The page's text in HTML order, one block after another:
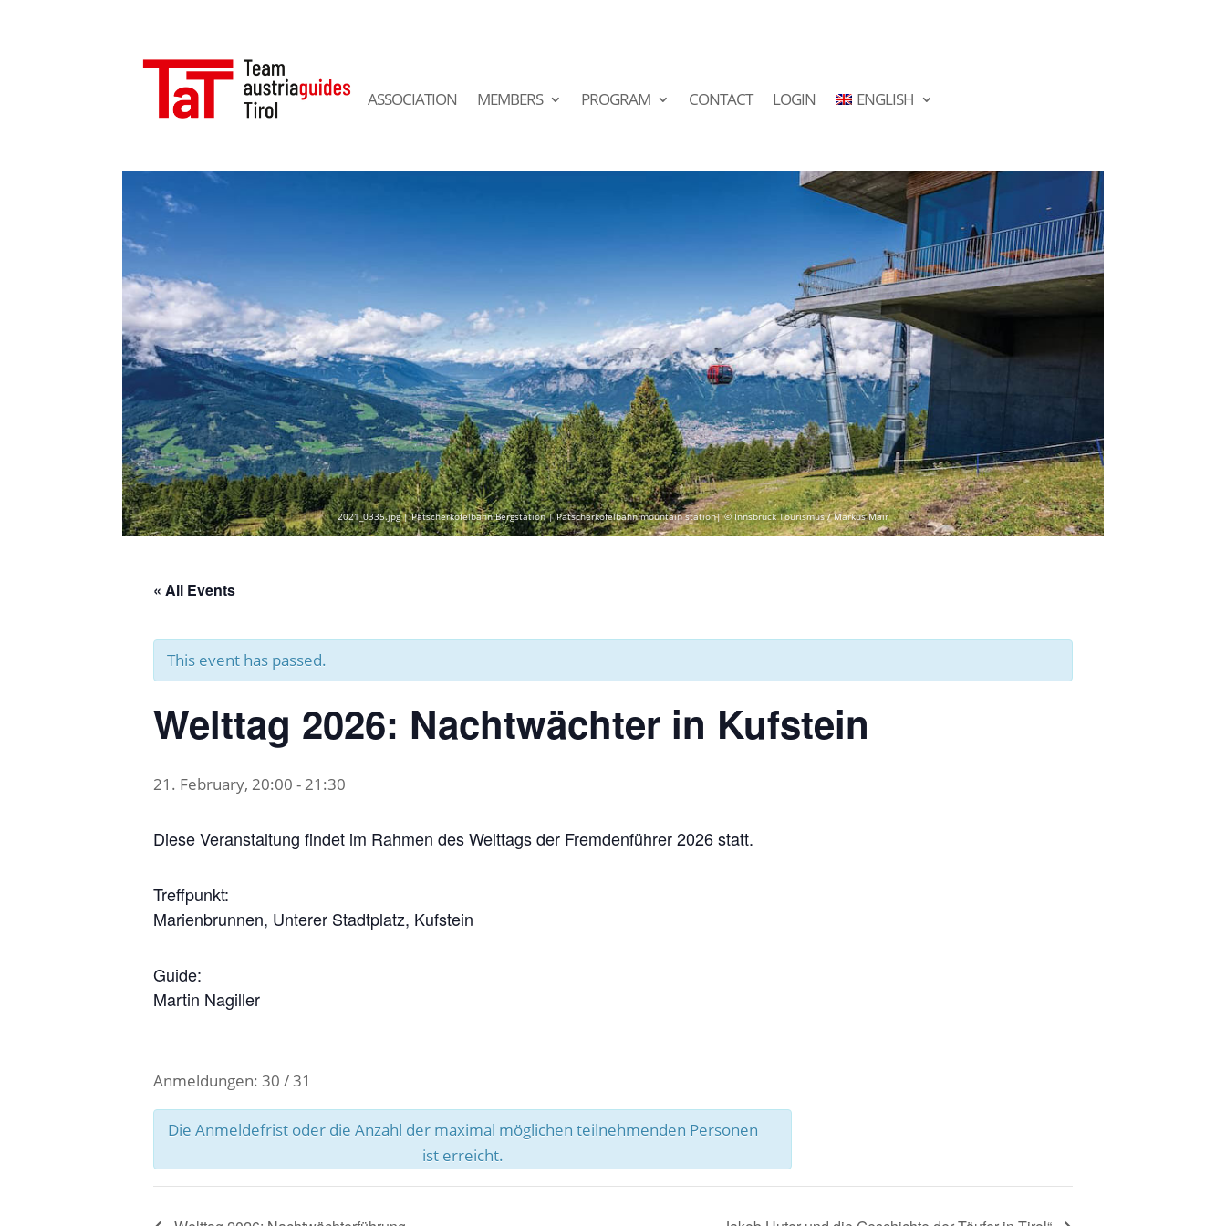
ASSOCIATION MEMBERS PROGRAM CONTACT LOGIN ENGLISH
2021_0335.jpg | Patscherkofelbahn Bergstation | Patscherkofelbahn mountain station| © Innsbruck Tourismus / Markus Mair
« All Events
This event has passed.
Welttag 2026: Nachtwächter in Kufstein
21. February, 20:00 -21:30
Diese Veranstaltung findet im Rahmen des Welttags der Fremdenführer 2026 statt.
Treffpunkt:
Marienbrunnen, Unterer Stadtplatz, Kufstein
Guide:
Martin Nagiller
Anmeldungen: 30 / 31
Die Anmeldefrist oder die Anzahl der maximal möglichen teilnehmenden Personen
ist erreicht.